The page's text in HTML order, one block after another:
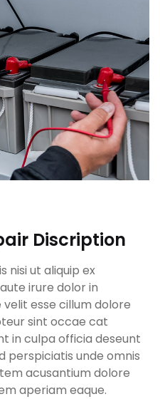
Discription
nisi ut aliquip ex
irure dolor in
esse cillum dolore
sint occae cat
in culpa officia deseunt
perspiciatis unde omnis
acusantium dolore
aperiam eaque.